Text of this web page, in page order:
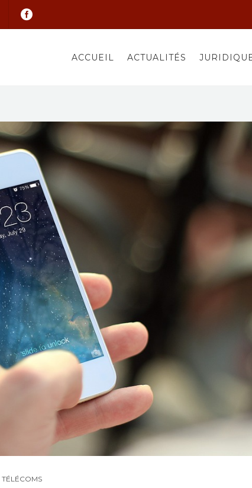
ACCUEIL ACTUALITÉS
TÉLÉCOMS